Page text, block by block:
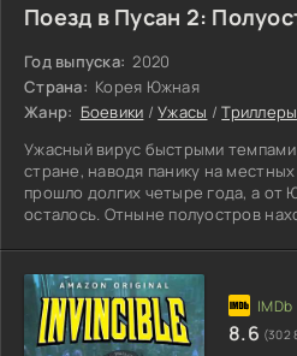
Поезд в Пусан 2:
Год выпуска: 2020
Страна: Корея Южная
Жанр: Боевики /Ужасы /Триллеры
Ужасный вирус быстрыми
стране, наводя панику на
прошло долгих четыре года, а от
осталось. Отныне полуостров
некогда великого государства
мертвецов, жаждущих крови и
выжившие люди, тщательно
зданиях и постройках. Главные
чудовищную
8.6 (302